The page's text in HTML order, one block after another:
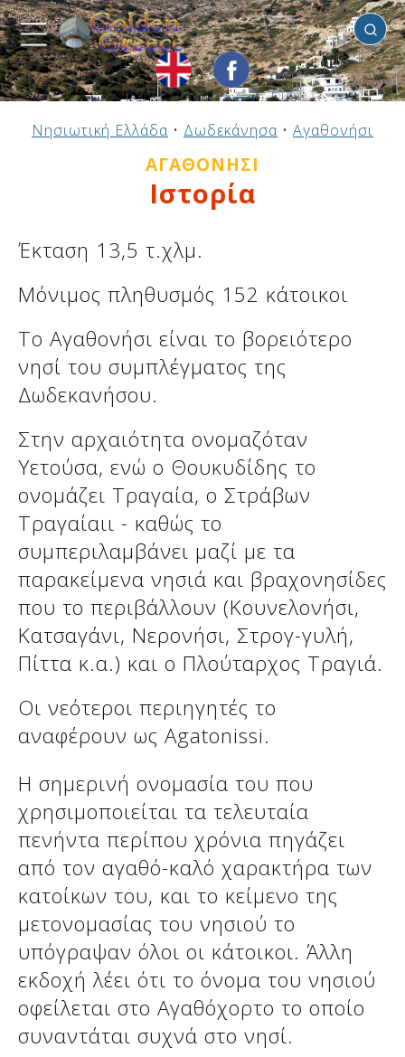
Προηγούμενο
Ελλάδα
Δείτε μας:
Προηγούμενο
Αργοσαρωνικός
Δείτε μας:
Προηγούμενο
B. & Α. Αιγαίο
Δείτε μας:
Προηγούμενο
Δωδεκάνησα
Προηγούμενο
Ιόνια Νησιά
Δείτε μας:
Προηγούμενο
Κρήτη
Δείτε μας:
Προηγούμενο
Κυκλάδες
Προηγούμενο
Σποράδες
Δείτε μας:
Προηγούμενο
Ελλάδα
Δείτε μας:
Προηγούμενο
Ήπειρος
Δείτε μας:
Προηγούμενο
Θεσσαλία
Δείτε μας:
Προηγούμενο
Θράκη
Προηγούμενο
Μακεδονία
Δείτε μας:
Προηγούμενο
Πελοπόννησος
Δείτε μας:
Προηγούμενο
Στερεά Ελλάδα
Δείτε μας:
Αγαθονήσι
Νησιωτική Ελλάδα • Δωδεκάνησα • Αγαθονήσι
ΑΓΑΘΟΝΉΣΙ
Ιστορία
Έκταση 13,5 τ.χλμ.
Μόνιμος πληθυσμός 152 κάτοικοι
Το Αγαθονήσι είναι το βορειότερο
νησί του συμπλέγματος της
Δωδεκανήσου.
Στην αρχαιότητα ονομαζόταν
Υετούσα, ενώ ο Θουκυδίδης το
ονομάζει Τραγαία, ο Στράβων
Τραγαίαιι - καθώς το
συμπεριλαμβάνει μαζί με τα
παρακείμενα νησιά και βραχονησίδες
που το περιβάλλουν (Κουνελονήσι,
Κατσαγάνι, Νερονήσι, Στρογ-γυλή,
Πίττα κ.α.) και ο Πλούταρχος Τραγιά.
Οι νεότεροι περιηγητές το
αναφέρουν ως Agatonissi.
Η σημερινή ονομασία του που
χρησιμοποιείται τα τελευταία
πενήντα περίπου χρόνια πηγάζει
από τον αγαθό-καλό χαρακτήρα των
κατοίκων του, και το κείμενο της
μετονομασίας του νησιού το
υπόγραψαν όλοι οι κάτοικοι. Άλλη
εκδοχή λέει ότι το όνομα του νησιού
οφείλεται στο Αγαθόχορτο το οποίο
συναντάται συχνά στο νησί.